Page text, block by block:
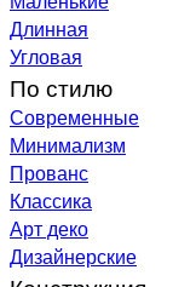
Длинная
Угловая
По стилю
Современные
Минимализм
Прованс
Классика
Арт деко
Дизайнерские